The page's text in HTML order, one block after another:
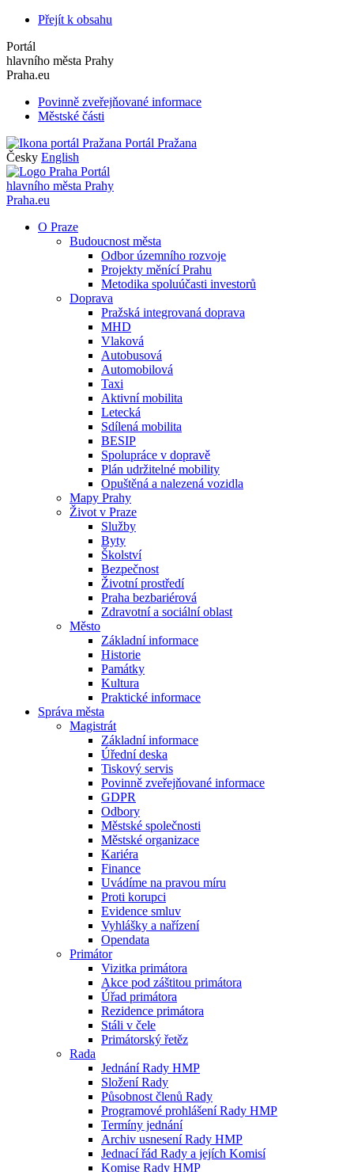
Přejít k obsahu
Portál
hlavního města Prahy
Praha.eu
Povinně zveřejňované informace
Městské části
Portál Pražana
Česky English
Portál
hlavního města Prahy
Praha.eu
O Praze
Budoucnost města
Odbor územního rozvoje
Projekty měnící Prahu
Metodika spoluúčasti investorů
Doprava
Pražská integrovaná doprava
MHD
Vlaková
Autobusová
Automobilová
Taxi
Aktivní mobilita
Letecká
Sdílená mobilita
BESIP
Spolupráce v dopravě
Plán udržitelné mobility
Opuštěná a nalezená vozidla
Mapy Prahy
Život v Praze
Služby
Byty
Školství
Bezpečnost
Životní prostředí
Praha bezbariérová
Zdravotní a sociální oblast
Město
Základní informace
Historie
Památky
Kultura
Praktické informace
Správa města
Magistrát
Základní informace
Úřední deska
Tiskový servis
Povinně zveřejňované informace
GDPR
Odbory
Městské společnosti
Městské organizace
Kariéra
Finance
Uvádíme na pravou míru
Proti korupci
Evidence smluv
Vyhlášky a nařízení
Opendata
Primátor
Vizitka primátora
Akce pod záštitou primátora
Úřad primátora
Rezidence primátora
Stáli v čele
Primátorský řetěz
Rada
Jednání Rady HMP
Složení Rady
Působnost členů Rady
Programové prohlášení Rady HMP
Termíny jednání
Archiv usnesení Rady HMP
Jednací řád Rady a jejích Komisí
Komise Rady HMP